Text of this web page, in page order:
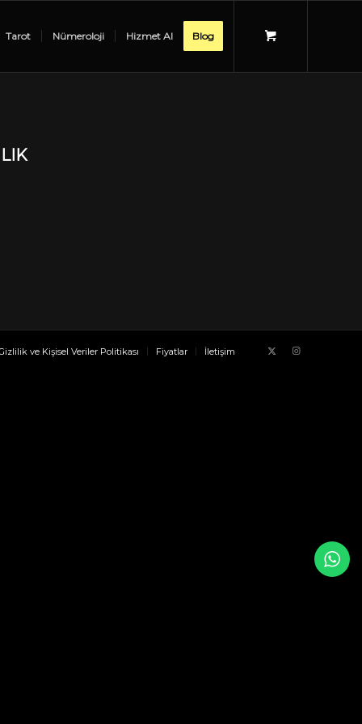
Tarot Nümeroloji Hizmet Al Blog
ve Kişisel Veriler Politikası Fiyatlar İletişim